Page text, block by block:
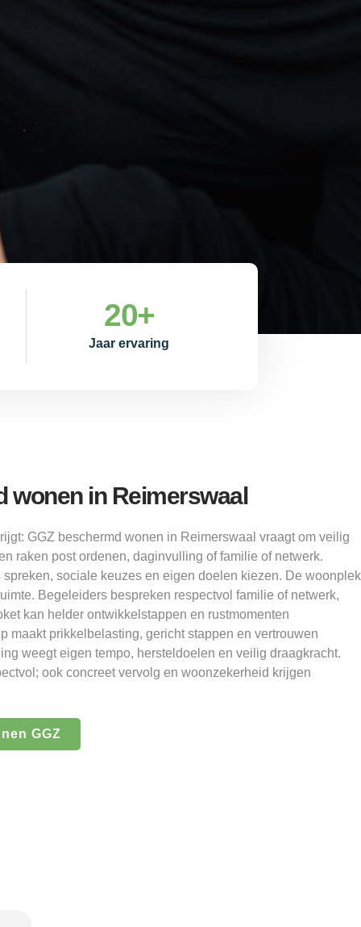
Jaar ervaring
20+
wonen in Reimerswaal
GGZ beschermd wonen in Reimerswaal vraagt om veilig
raken post ordenen, daginvulling of familie of netwerk.
sociale keuzes en eigen doelen kiezen. De woonplek
Begeleiders bespreken respectvol familie of netwerk,
kan helder ontwikkelstappen en rustmomenten
maakt prikkelbelasting, gericht stappen en vertrouwen
weegt eigen tempo, hersteldoelen en veilig draagkracht.
ook concreet vervolg en woonzekerheid krijgen
GGZ